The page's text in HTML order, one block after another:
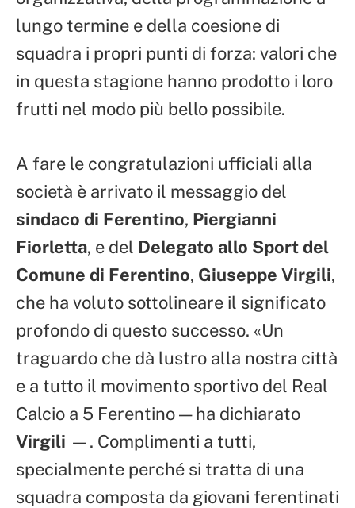
lungo termine e della coesione di
squadra i propri punti di forza: valori che
in questa stagione hanno prodotto i loro
frutti nel modo più bello possibile.
A fare le congratulazioni ufficiali alla
società è arrivato il messaggio del
sindaco di Ferentino, Piergianni
Fiorletta, e del Delegato allo Sport del
Comune di Ferentino, Giuseppe Virgili,
che ha voluto sottolineare il significato
profondo di questo successo. «Un
traguardo che dà lustro alla nostra città
e a tutto il movimento sportivo del Real
Calcio a 5 Ferentino — ha dichiarato
Virgili —. Complimenti a tutti,
specialmente perché si tratta di una
squadra composta da giovani ferentinati